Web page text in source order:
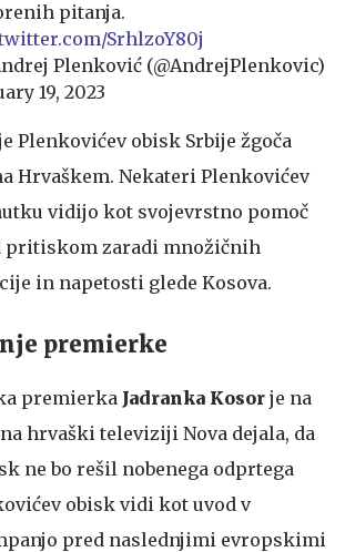
pitanja.
SrhlzoY80j
Plenković (@AndrejPlenkovic)
19, 2023
Plenkovićev obisk Srbije žgoča
Hrvaškem. Nekateri Plenkovićev
vidijo kot svojevrstno pomoč
pritiskom zaradi množičnih
in napetosti glede Kosova.
premierke
premierka Jadranka Kosor je na
hrvaški televiziji Nova dejala, da
ne bo rešil nobenega odprtega
obisk vidi kot uvod v
pred naslednjimi evropskimi